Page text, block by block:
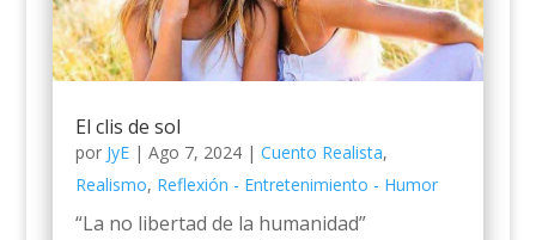
El clis de sol
por JyE| Ago 7, 2024| Cuento Realista,
Realismo, Reflexión - Entretenimiento - Humor
“La no libertad de la humanidad”